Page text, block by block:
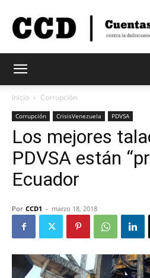
Inicio Corrupción
Corrupción CrisisVenezuela PDVSA
Los mejores
PDVSA están
Ecuador
Por CCD1 - marzo 18, 2018